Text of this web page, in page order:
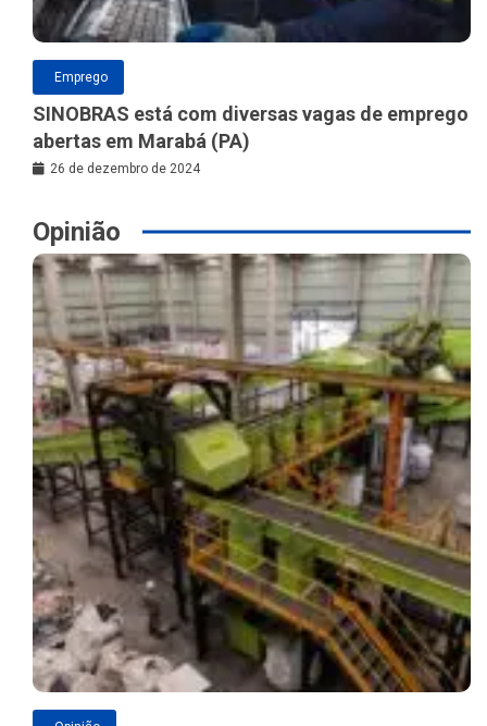
Emprego
SINOBRAS está com diversas vagas de emprego
abertas em Marabá (PA)
26 de dezembro de 2024
Opinião